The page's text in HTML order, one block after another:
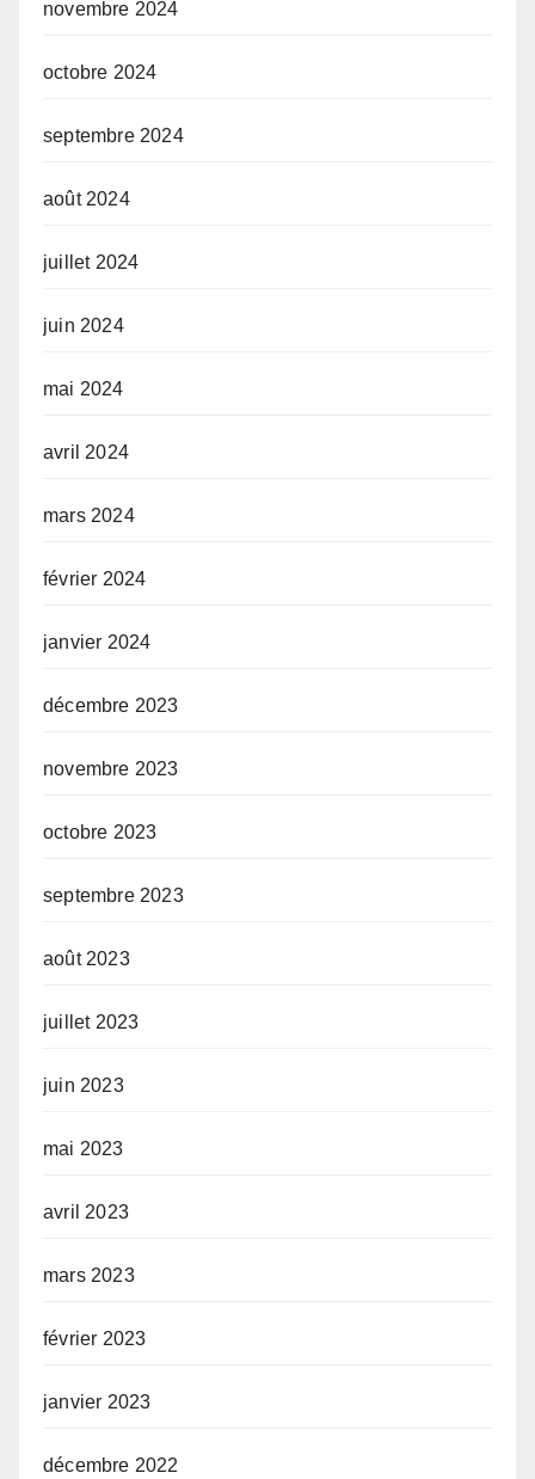
novembre 2024
octobre 2024
septembre 2024
août 2024
juillet 2024
juin 2024
mai 2024
avril 2024
mars 2024
février 2024
janvier 2024
décembre 2023
novembre 2023
octobre 2023
septembre 2023
août 2023
juillet 2023
juin 2023
mai 2023
avril 2023
mars 2023
février 2023
janvier 2023
décembre 2022